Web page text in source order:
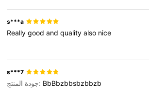
s***a
Reallygoodandqualityalso nice
s***7
جودة المنتج: BbBbzbbsbzbbzb